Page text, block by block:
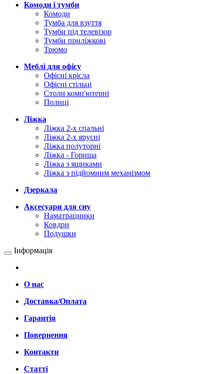
Комоди і тумби
Комоди
Тумба для взуття
Тумби під телевізор
Тумби приліжкові
Трюмо
Меблі для офісу
Офісні крісла
Офісні стільці
Столи комп'ютерні
Полиці
Ліжка
Ліжка 2-х спальні
Ліжка 2-х ярусні
Ліжка полуторні
Ліжка - Горища
Ліжка з ящиками
Ліжка з підйомним механізмом
Дзеркала
Аксесуари для сну
Наматрацники
Ковдри
Подушки
Інформація
О нас
Доставка/Оплата
Гарантія
Повернення
Контакти
Статті